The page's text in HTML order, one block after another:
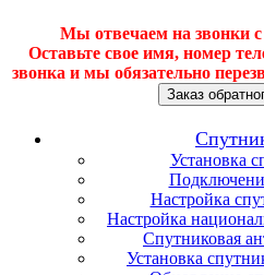
Мы отвечаем на звонки с
Оставьте свое имя, номер
звонка и мы обязательно
Заказ
Установка
Настройка
Настройка
Спутниковая
Установка